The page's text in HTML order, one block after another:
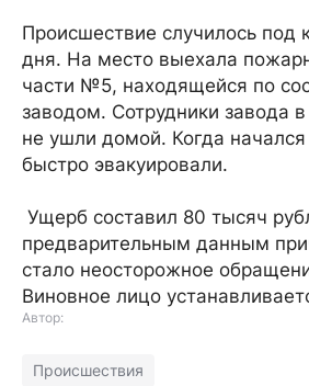
Происшествие случилось под
дня. На место выехала
части №5, находящейся по
заводом. Сотрудники завода
не ушли домой. Когда
быстро эвакуировали.
Ущерб составил 80 тысяч
предварительным данным
стало неосторожное
Виновное лицо
Автор:
Происшествия